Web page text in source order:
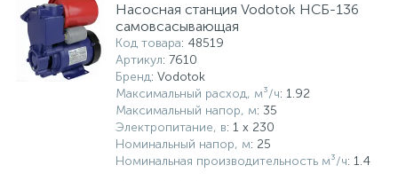
Насосная станция Vodotok НСБ-136
самовсасывающая
Код товара: 48519
Артикул: 7610
Бренд: Vodotok
Максимальный расход, м³/ч: 1.92
Максимальный напор, м: 35
Электропитание, в: 1 x 230
Номинальный напор, м: 25
Номинальная производительность м³/ч: 1.4